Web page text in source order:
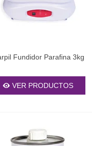
Fundidor Parafina 3kg
VER PRODUCTOS